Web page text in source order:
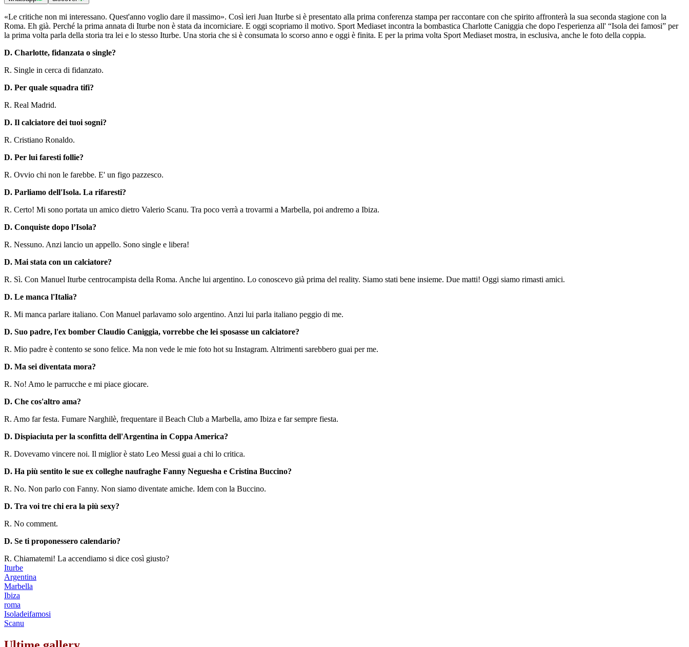
«Le critiche non mi interessano. Quest'anno voglio dare il massimo». Così ieri Juan Iturbe si è presentato alla prima conferenza stampa per raccontare con che spirito affronterà la sua seconda stagione con la
Roma. Eh già. Perché la prima annata di Iturbe non è stata da incorniciare. E oggi scopriamo il motivo. Sport Mediaset incontra la bombastica Charlotte Caniggia che dopo l'esperienza all' “Isola dei famosi” per
la prima volta parla della storia tra lei e lo stesso Iturbe. Una storia che si è consumata lo scorso anno e oggi è finita. E per la prima volta Sport Mediaset mostra, in esclusiva, anche le foto della coppia.
D. Charlotte, fidanzata o single?
R. Single in cerca di fidanzato.
D. Per quale squadra tifi?
R. Real Madrid.
D. Il calciatore dei tuoi sogni?
R. Cristiano Ronaldo.
D. Per lui faresti follie?
R. Ovvio chi non le farebbe. E' un figo pazzesco.
D. Parliamo dell'Isola. La rifaresti?
R. Certo! Mi sono portata un amico dietro Valerio Scanu. Tra poco verrà a trovarmi a Marbella, poi andremo a Ibiza.
D. Conquiste dopo l’Isola?
R. Nessuno. Anzi lancio un appello. Sono single e libera!
D. Mai stata con un calciatore?
R. Sì. Con Manuel Iturbe centrocampista della Roma. Anche lui argentino. Lo conoscevo già prima del reality. Siamo stati bene insieme. Due matti! Oggi siamo rimasti amici.
D. Le manca l'Italia?
R. Mi manca parlare italiano. Con Manuel parlavamo solo argentino. Anzi lui parla italiano peggio di me.
D. Suo padre, l'ex bomber Claudio Caniggia, vorrebbe che lei sposasse un calciatore?
R. Mio padre è contento se sono felice. Ma non vede le mie foto hot su Instagram. Altrimenti sarebbero guai per me.
D. Ma sei diventata mora?
R. No! Amo le parrucche e mi piace giocare.
D. Che cos'altro ama?
R. Amo far festa. Fumare Narghilè, frequentare il Beach Club a Marbella, amo Ibiza e far sempre fiesta.
D. Dispiaciuta per la sconfitta dell'Argentina in Coppa America?
R. Dovevamo vincere noi. Il miglior è stato Leo Messi guai a chi lo critica.
D. Ha più sentito le sue ex colleghe naufraghe Fanny Neguesha e Cristina Buccino?
R. No. Non parlo con Fanny. Non siamo diventate amiche. Idem con la Buccino.
D. Tra voi tre chi era la più sexy?
R. No comment.
D. Se ti proponessero calendario?
R. Chiamatemi! La accendiamo si dice così giusto?
Iturbe
Argentina
Marbella
Ibiza
roma
Isoladeifamosi
Scanu